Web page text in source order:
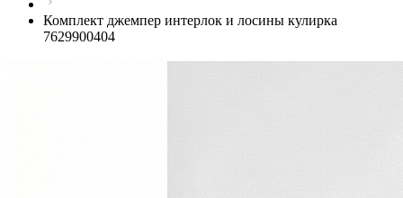
Комплект джемпер интерлок и лосины кулирка
7629900404